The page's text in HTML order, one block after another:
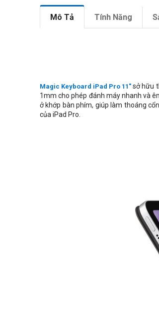
Mô Tả Tính Năng
Magic Keyboard iPad Pro 11" sở hữu
1mm cho phép đánh máy nhanh và
ở khớp bàn phím, giúp làm thoáng
của iPad Pro.